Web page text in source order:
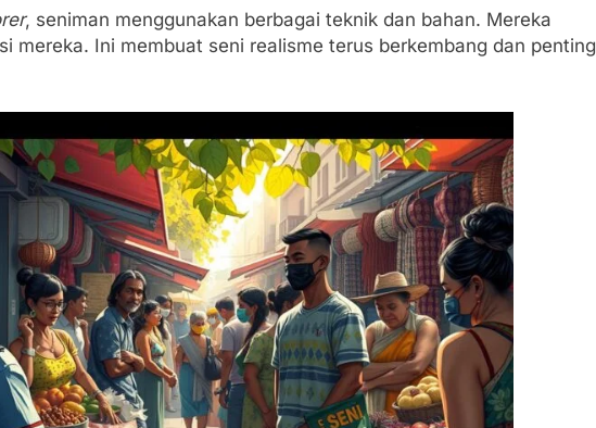
, seniman menggunakan berbagai teknik dan bahan. Mereka
mereka. Ini membuat seni realisme terus berkembang dan penting